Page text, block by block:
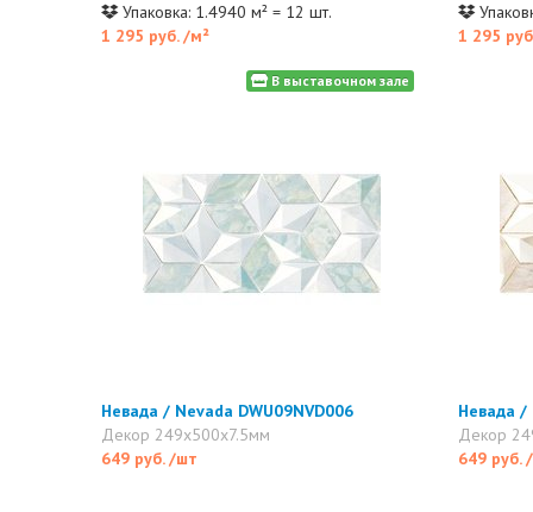
Упаковка: 1.4940 м² = 12 шт.
1 295 руб./м²
1 295
В выставочном зале
Невада / Nevada DWU09NVD006
Декор 249x500x7.5мм
649 руб./шт
Невада /
Декор
649 руб.